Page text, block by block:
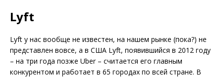
Lyft
Lyft у нас вообще не известен, на нашем рынке (пока?) не
представлен вовсе, а в США Lyft, появившийся в 2012 году
– на три года позже Uber – считается его главным
конкурентом и работает в 65 городах по всей стране. В